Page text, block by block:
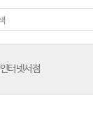
인터넷서점